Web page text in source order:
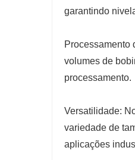
garantindo
Processamento
volumes de
processamento.
Versatilidade:
variedade de
aplicações